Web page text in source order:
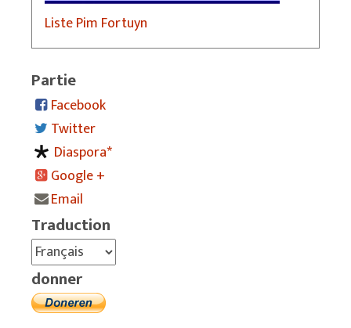
Liste Pim Fortuyn
Partie
Facebook
Twitter
Diaspora*
Google +
Email
Traduction
donner